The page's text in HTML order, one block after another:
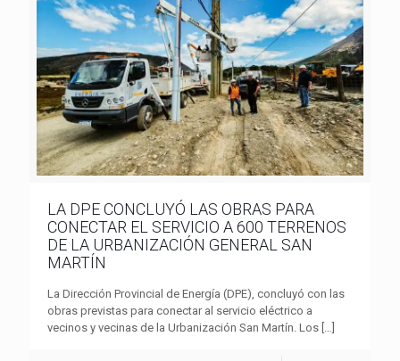
LA DPE CONCLUYÓ LAS OBRAS PARA
CONECTAR EL SERVICIO A 600 TERRENOS
DE LA URBANIZACIÓN GENERAL SAN
MARTÍN
La Dirección Provincial de Energía (DPE), concluyó con las
obras previstas para conectar al servicio eléctrico a
vecinos y vecinas de la Urbanización San Martín. Los […]